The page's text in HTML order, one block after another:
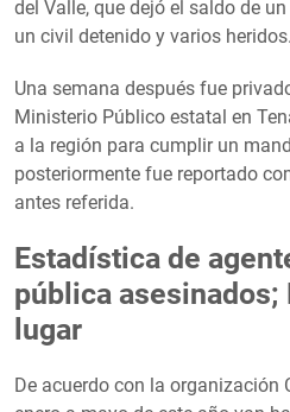
del Valle, que dejó el saldo de
un civil detenido y varios heridos.
Una semana después fue
Ministerio Público estatal en
a la región para cumplir un
posteriormente fue reportado
antes referida.
Estadística de
pública asesinados;
lugar
De acuerdo con la organización